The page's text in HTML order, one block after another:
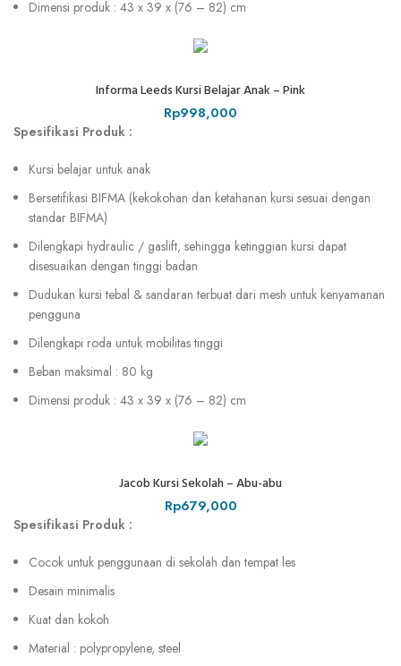
Dimensi produk : 43 x 39 x (76 – 82) cm
Informa Leeds Kursi Belajar Anak – Pink
Rp998,000
Spesifikasi Produk :
Kursi belajar untuk anak
Bersetifikasi BIFMA (kekokohan dan ketahanan kursi sesuai dengan
standar BIFMA)
Dilengkapi hydraulic / gaslift, sehingga ketinggian kursi dapat
disesuaikan dengan tinggi badan
Dudukan kursi tebal & sandaran terbuat dari mesh untuk kenyamanan
pengguna
Dilengkapi roda untuk mobilitas tinggi
Beban maksimal : 80 kg
Dimensi produk : 43 x 39 x (76 – 82) cm
Jacob Kursi Sekolah – Abu-abu
Rp679,000
Spesifikasi Produk :
Cocok untuk penggunaan di sekolah dan tempat les
Desain minimalis
Kuat dan kokoh
Material : polypropylene, steel